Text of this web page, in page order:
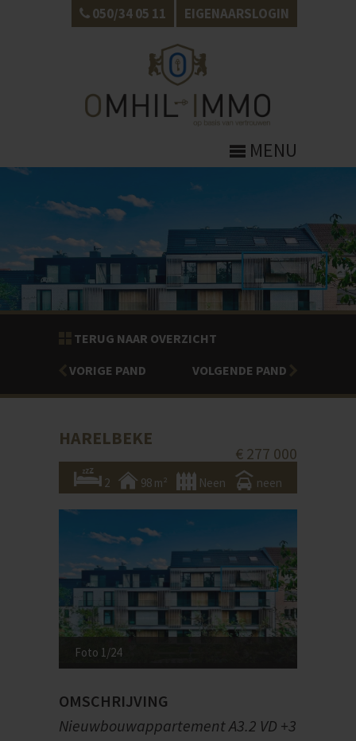
050/34 05 11 EIGENAARSLOGIN
MENU
TERUG NAAR OVERZICHT
VORIGE PAND
VOLGENDE PAND
HARELBEKE
€ 277 000
2 98 m² Neen neen
Foto 1/24
OMSCHRIJVING
Nieuwbouwappartement A3.2 VD +3